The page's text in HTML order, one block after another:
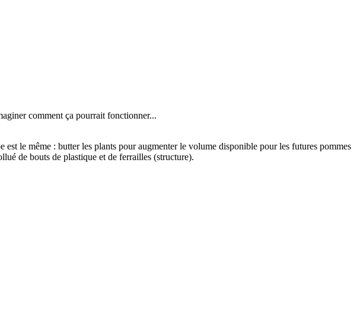
comment ça pourrait fonctionner...
le même : butter les plants pour augmenter le volume disponible pour les futures pommes
de bouts de plastique et de ferrailles (structure).